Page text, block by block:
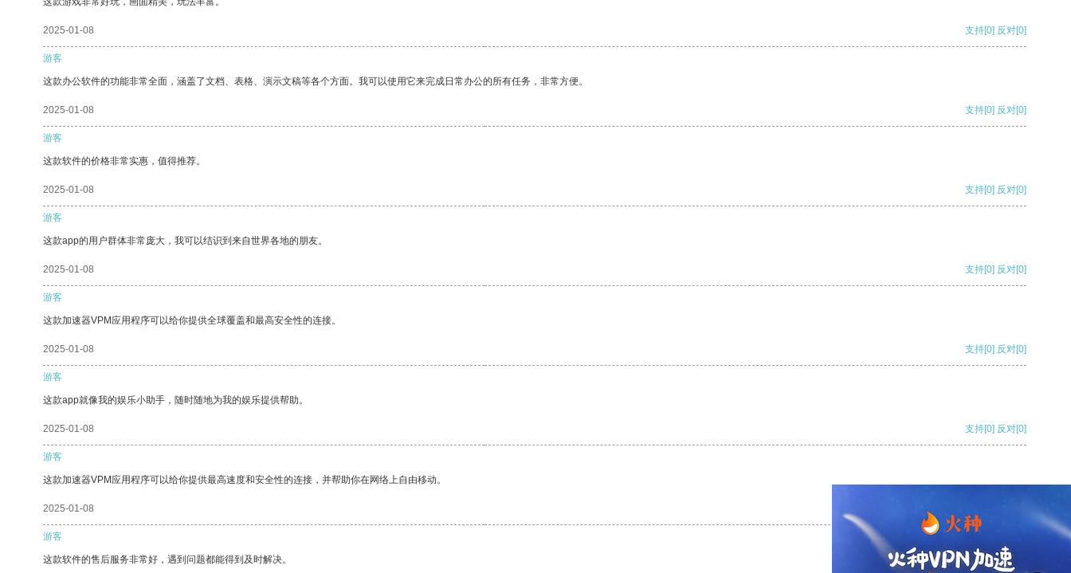
2025-01-08 支持[0] 反对[0]
游客
这款办公软件的功能非常全面，涵盖了文档、表格、演示文稿等各个方面。我可以使用它来完成日常办公的所有任务，非常方便。
2025-01-08 支持[0] 反对[0]
游客
这款软件的价格非常实惠，值得推荐。
2025-01-08 支持[0] 反对[0]
游客
这款app的用户群体非常庞大，我可以结识到来自世界各地的朋友。
2025-01-08 支持[0] 反对[0]
游客
这款加速器VPM应用程序可以给你提供全球覆盖和最高安全性的连接。
2025-01-08 支持[0] 反对[0]
游客
这款app就像我的娱乐小助手，随时随地为我的娱乐提供帮助。
2025-01-08 支持[0] 反对[0]
游客
这款加速器VPM应用程序可以给你提供最高速度和安全性的连接，并帮助你在网络上自由移动。
2025-01-08
游客
这款软件的售后服务非常好，遇到问题都能得到及时解决。